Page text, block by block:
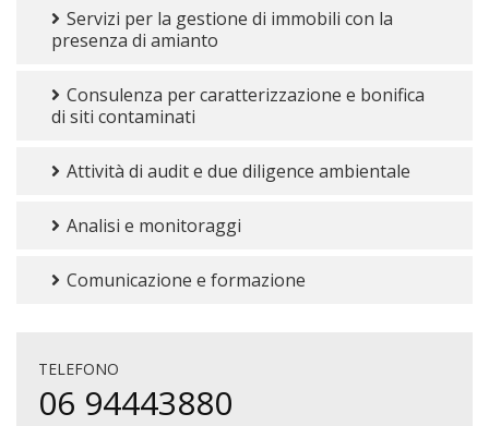
Servizi per la gestione di immobili con la
presenza di amianto
Consulenza per caratterizzazione e bonifica
di siti contaminati
Attività di audit e due diligence ambientale
Analisi e monitoraggi
Comunicazione e formazione
TELEFONO
06 94443880